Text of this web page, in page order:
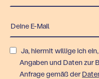
Ja, hiermit willige ich
Angaben und Daten zur
Anfrage gemäß der